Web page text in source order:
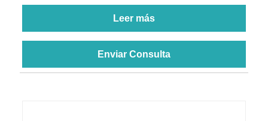
Leer más
Enviar Consulta